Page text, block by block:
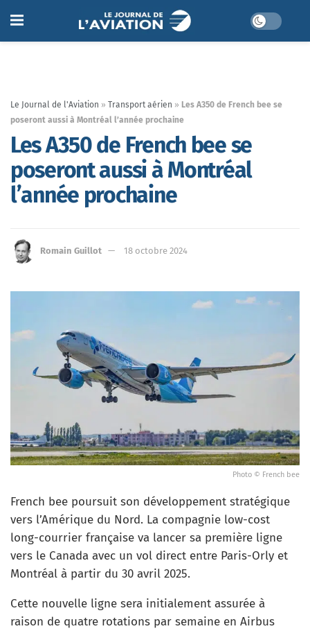
Le Journal de l'Aviation » Transport aérien » Les A350 de French bee se
poseront aussi à Montréal l’année prochaine
Les A350 de French bee se
poseront aussi à Montréal
l’année prochaine
Romain Guillot 18 octobre 2024
Photo © French bee
French bee poursuit son développement stratégique
vers l’Amérique du Nord. La compagnie low-cost
long-courrier française va lancer sa première ligne
vers le Canada avec un vol direct entre Paris-Orly et
Montréal à partir du 30 avril 2025.
Cette nouvelle ligne sera initialement assurée à
raison de quatre rotations par semaine en Airbus